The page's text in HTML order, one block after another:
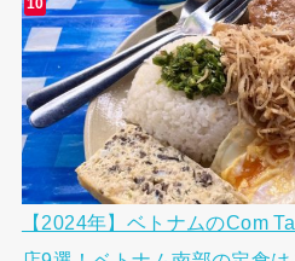
【2024年】ベトナムのCom